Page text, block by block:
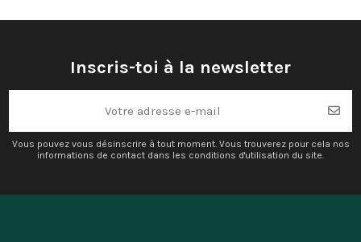
Inscris-toi à la newsletter
Vous pouvez vous désinscrire à tout moment. Vous trouverez pour cela nos
informations de contact dans les conditions d'utilisation du site.